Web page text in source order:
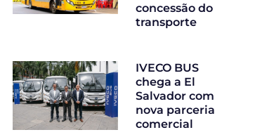
concessão do
transporte
IVECO BUS
chega a El
Salvador com
nova parceria
comercial